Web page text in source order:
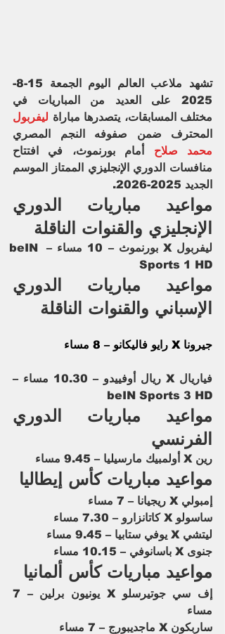
تشهد ملاعب العالم اليوم الجمعة 15-8-
مختلف المسابقات، يتصدرها مباراة ليفربول
المحترف ضمن صفوفه النجم المصري
محمد صلاح
الجديد 2025-2026.
الإنجليزي والقنوات الناقلة
ليفربول X بورنموث – 10 مساء – beIN
Sports 1 HD
الإسباني والقنوات الناقلة
جيرونا X رايو فاليكانو – 8 مساء
beIN Sports 3 HD
الفرنسي
رين X أولمبيك مارسيليا – 9.45 مساء
مواعيد مباريات كأس إيطاليا
إمبولي X ريجيانا – 7 مساء
ساسولو X كاتانزارو – 7.30 مساء
ليتشي X يوفي ستابيا – 9.45 مساء
جنوى X باسانوفي – 10.15 مساء
مواعيد مباريات كأس ألمانيا
مساء
ساربكون X ماجديبورج – 7 مساء